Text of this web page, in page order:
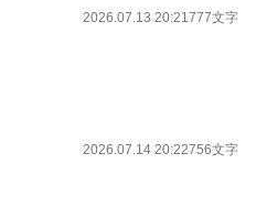
2026.07.13 20:21777文字
2026.07.14 20:22756文字